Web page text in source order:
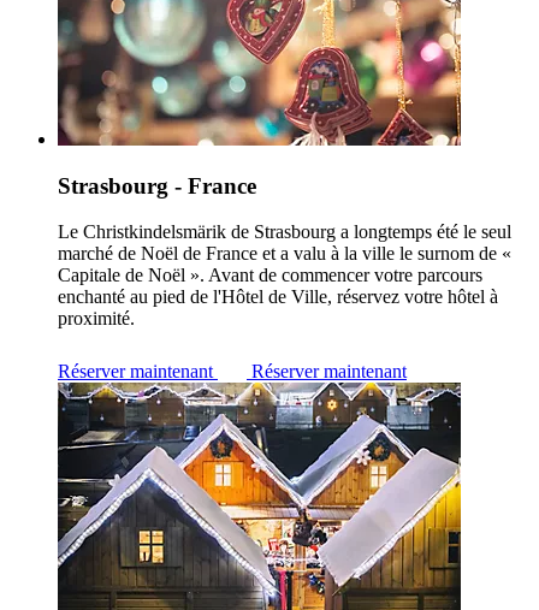
Strasbourg - France
Le Christkindelsmärik de Strasbourg a longtemps été le seul
marché de Noël de France et a valu à la ville le surnom de «
Capitale de Noël ». Avant de commencer votre parcours
enchanté au pied de l'Hôtel de Ville, réservez votre hôtel à
proximité.
Réserver maintenant Réserver maintenant